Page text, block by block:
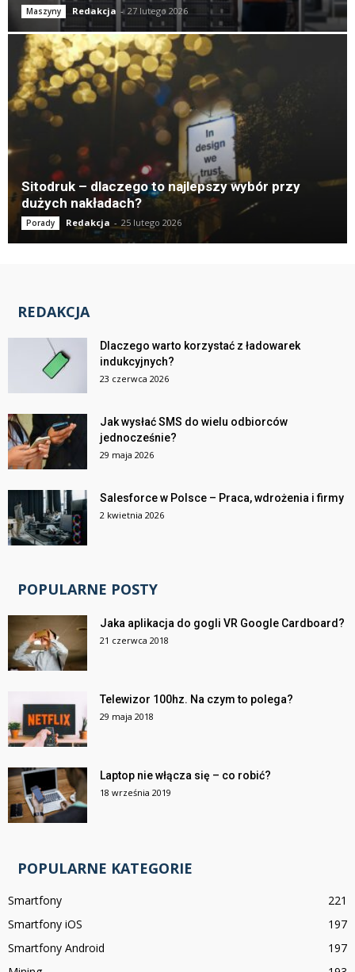
Maszyny Redakcja - 27 lutego 2026
Sitodruk – dlaczego to najlepszy wybór przy
dużych nakładach?
Porady Redakcja - 25 lutego 2026
REDAKCJA
Dlaczego warto korzystać z ładowarek
indukcyjnych?
23 czerwca 2026
Jak wysłać SMS do wielu odbiorców
jednocześnie?
29 maja 2026
Salesforce w Polsce – Praca, wdrożenia i firmy
2 kwietnia 2026
POPULARNE POSTY
Jaka aplikacja do gogli VR Google Cardboard?
21 czerwca 2018
Telewizor 100hz. Na czym to polega?
29 maja 2018
Laptop nie włącza się – co robić?
18 września 2019
POPULARNE KATEGORIE
Smartfony
221
Smartfony iOS
197
Smartfony Android
197